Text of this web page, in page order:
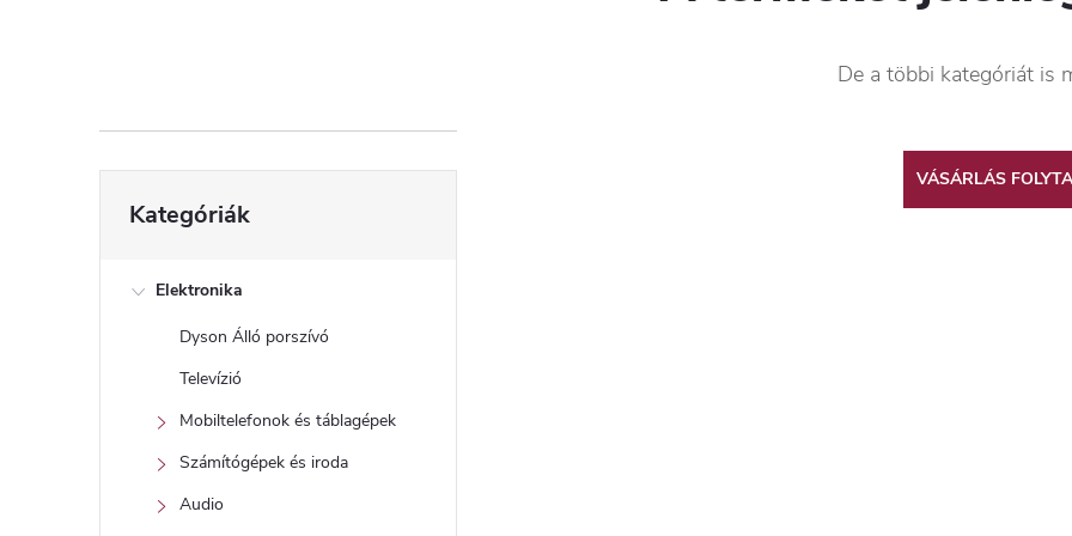
l
sátugrása
Kategóriák
Elektronika
Dyson Álló porszívó
Televízió
Mobiltelefonok és táblagépek
Számítógépek és iroda
Audio
De a többi kategóriát is
VÁSÁRLÁS